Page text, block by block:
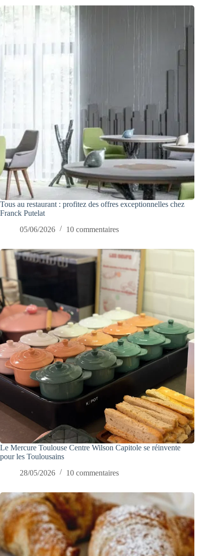
Tous au restaurant : profitez des offres exceptionnelles chez
Franck Putelat
05/06/2026
10 commentaires
Le Mercure Toulouse Centre Wilson Capitole se réinvente
pour les Toulousains
28/05/2026
10 commentaires